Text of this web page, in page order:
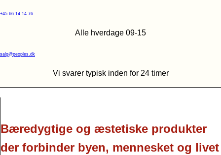
+45 66 14 14 76
Alle hverdage 09-15
salg@peoples.dk
Vi svarer typisk inden for 24 timer
Bæredygtige og æstetiske produkter
der forbinder byen, mennesket og livet